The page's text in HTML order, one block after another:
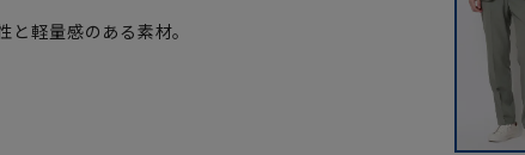
軽量感のある素材。